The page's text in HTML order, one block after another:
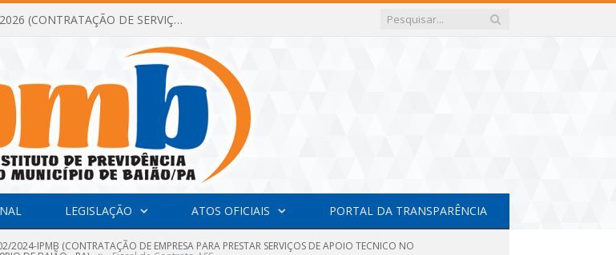
DISPENSA DE LICITAÇÃO Nº 005/2026 (CONTRATAÇÃO DE SERVIÇOS TÉCNICOS DE CONSULTORIA E ASSESSORIA EM LICITAÇÃO COM ANÁLISE E ACOMPANHAMENTO DE PROCESSOS LICITATÓRIOS PARA ATENDER AS NECESSIDADES DO INSTITUTO DE PREVIDÊNCIA DO MUNICÍPIO DE BAIÃO – IPMB)
LEGISLAÇÃO ATOS OFICIAIS PORTAL DA TRANSPARÊNCIA
2024-IPMB (CONTRATAÇÃO DE EMPRESA PARA PRESTAR SERVIÇOS DE APOIO TECNICO NO